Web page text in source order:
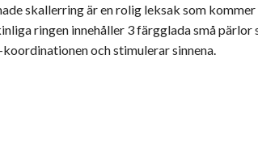
skallerring är en rolig leksak som
ringen innehåller 3 färgglada små
och stimulerar sinnena.